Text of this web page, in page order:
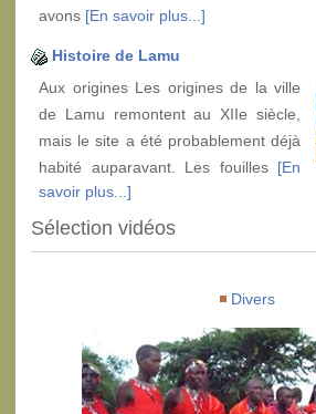
avons [En savoir plus...]
Histoire de Lamu
Aux origines Les origines de la ville
de Lamu remontent au XIIe siècle,
mais le site a été probablement déjà
habité auparavant. Les fouilles [En
savoir plus...]
Sélection vidéos
Divers